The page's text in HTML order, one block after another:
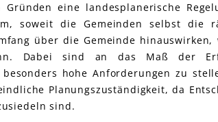
eine landesplanerische
soweit die Gemeinden selbst die
über die Gemeinde hinauswirken,
Dabei sind an das Maß der
hohe Anforderungen zu
Planungszuständigkeit, da
sind.